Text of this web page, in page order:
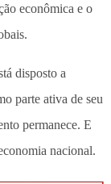
econômica e o
disposto a
parte ativa de seu
permanece. E
nacional.